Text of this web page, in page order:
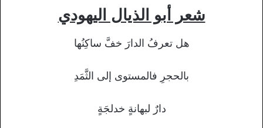
شعر أبو الذيال اليهودي
هل تعرفُ الدارَ خفَّ ساكِنُها
بالحجرِ فالمستوى إلى الثَّمَدِ
دارٌ لبهانةٍ خدلجَةٍ